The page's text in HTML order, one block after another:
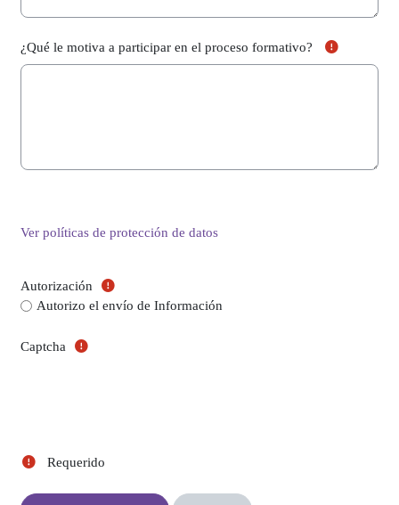
¿Qué le motiva a participar en el proceso formativo?
Ver políticas de protección de datos
Autorización
Autorización (Campo obligatorio)
Autorizo el envío de Información
Captcha
Requerido